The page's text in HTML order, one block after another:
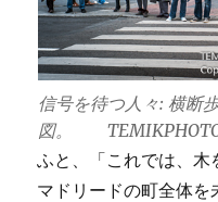
信号を待つ人々: 横断
図。
ふと、「これでは、木
マドリードの町全体を